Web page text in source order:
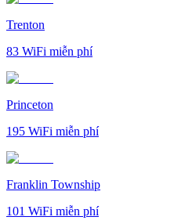
Trenton
83 WiFi miễn phí
Princeton
195 WiFi miễn phí
Franklin Township
101 WiFi miễn phí